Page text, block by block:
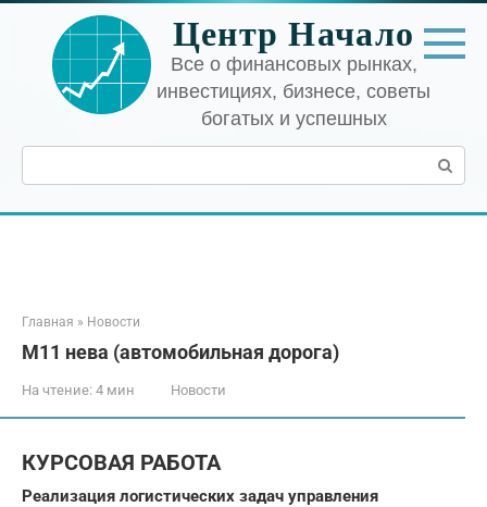
Перейти
контенту
Центр Начало
Все о финансовых рынках,
инвестициях, бизнесе, советы
богатых и успешных
Поиск:
Главная » Новости
М11 нева (автомобильная дорога)
На чтение: 4 мин Новости
КУРСОВАЯ РАБОТА
Реализация логистических задач управления